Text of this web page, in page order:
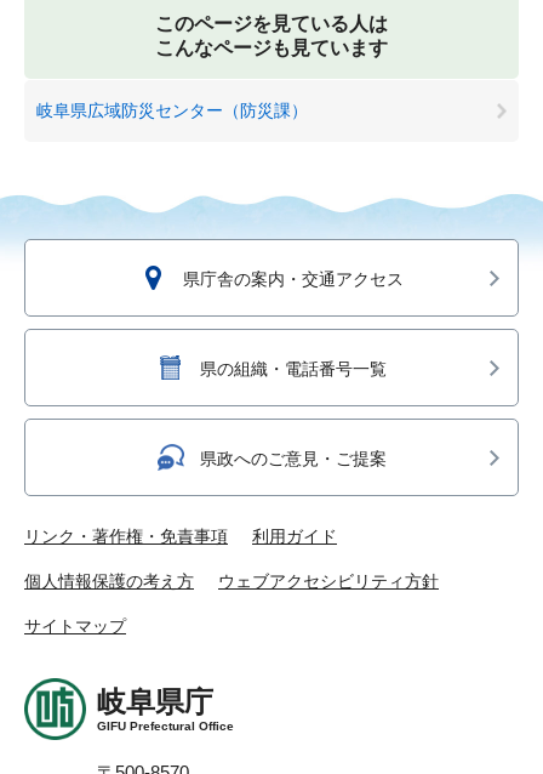
このページを見ている人は
こんなページも見ています
岐阜県広域防災センター（防災課）
県庁舎の案内・交通アクセス
県の組織・電話番号一覧
県政へのご意見・ご提案
リンク・著作権・免責事項 利用ガイド
個人情報保護の考え方 ウェブアクセシビリティ方針
サイトマップ
岐阜県庁
GIFU Prefectural Office